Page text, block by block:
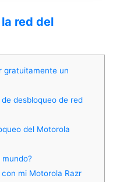
red del
gratuitamente un
desbloqueo de red
del Motorola
mundo?
mi Motorola Razr